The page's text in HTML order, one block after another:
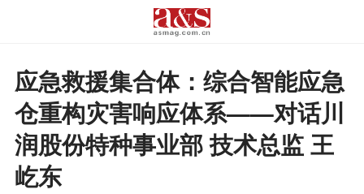
应急救援集合体：综合智能应急
仓重构灾害响应体系——对话川
润股份特种事业部 技术总监 王
屹东